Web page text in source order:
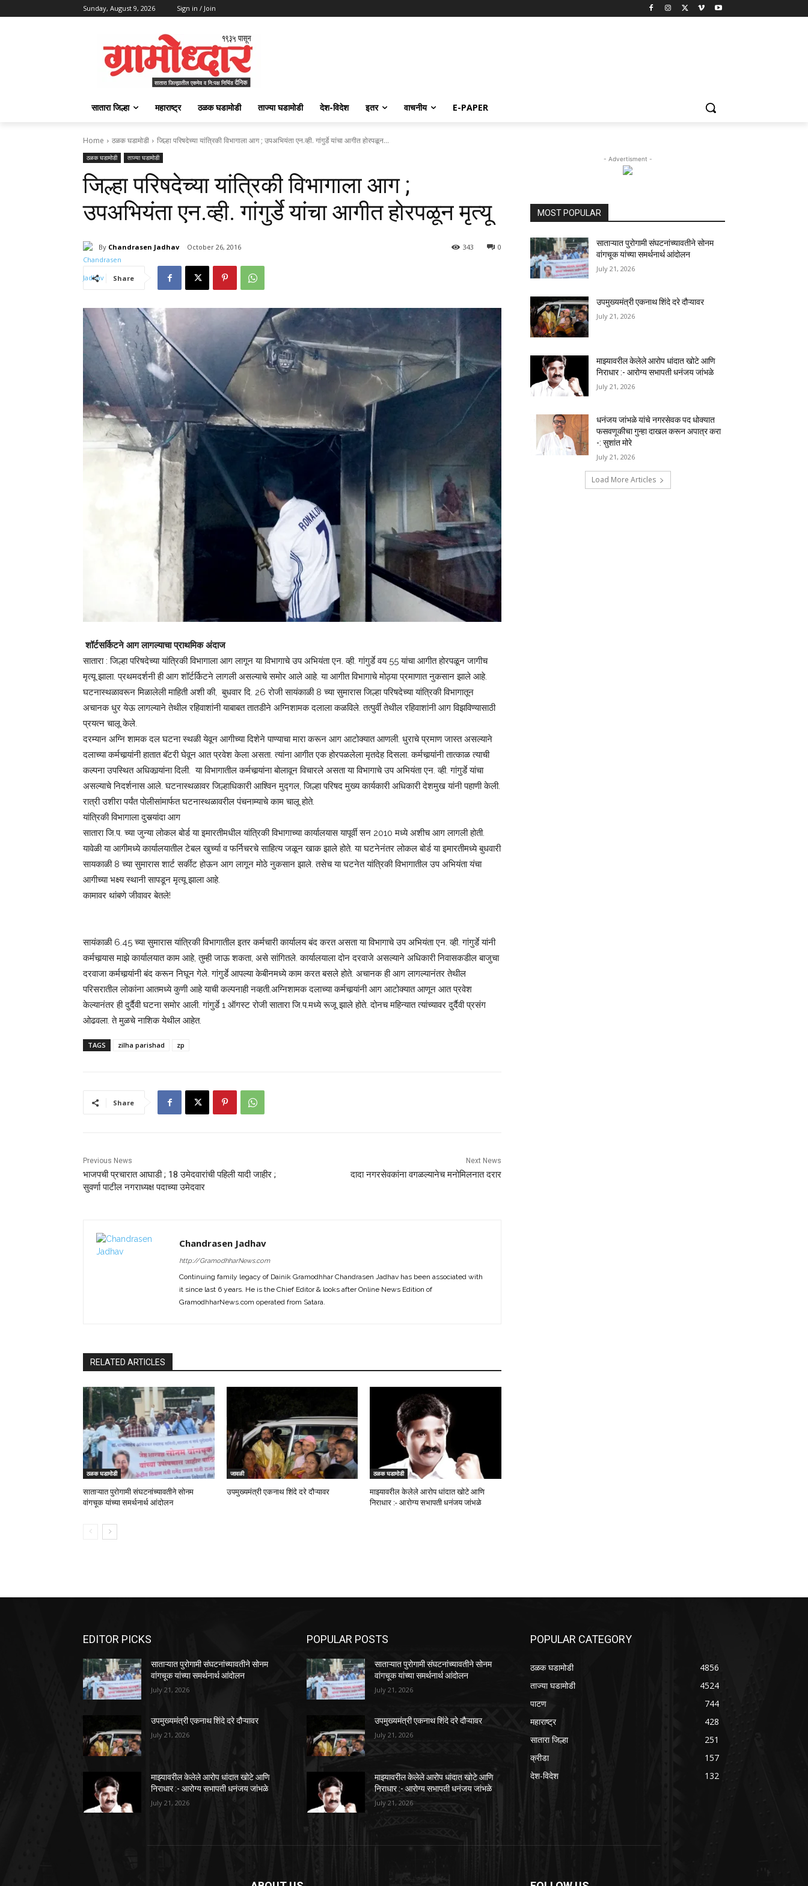
Sunday, August 9, 2026 Sign in / Join
सातारा जिल्हा महाराष्ट्र ठळक घडामोडी ताज्या घडामोडी देश-विदेश इतर वाचनीय E-PAPER
Home ठळक घडामोडी जिल्हा परिषदेच्या यांत्रिकी विभागाला आग ; उपअभियंता एन.व्ही. गांगुर्डे यांचा आगीत होरपळून...
ठळक घडामोडी ताज्या घडामोडी
जिल्हा परिषदेच्या यांत्रिकी विभागाला आग ;
उपअभियंता एन.व्ही. गांगुर्डे यांचा आगीत होरपळून मृत्यू
By Chandrasen Jadhav October 26, 2016 0
343
Share
शॉर्टसर्किटने आग लागल्याचा प्राथमिक अंदाज
सातारा : जिल्हा परिषदेच्या यांत्रिकी विभागाला आग लागून या विभागाचे उप अभियंता एन. व्ही. गांगुर्डे वय 55 यांचा आगीत होरपळून जागीच
मृत्यू झाला. प्रथमदर्शनी ही आग शॉर्टर्किटने लागली असल्याचे समोर आले आहे. या आगीत विभागाचे मोठ्या प्रमाणात नुकसान झाले आहे.
घटनास्थळावरून मिळालेली माहिती अशी की, बुधवार दि. 26 रोजी सायंकाळी 8 च्या सुमारास जिल्हा परिषदेच्या यांत्रिकी विभागातून
अचानक धुर येऊ लागल्याने तेथील रहिवाशांनी याबाबत तातडीने अग्निशामक दलाला कळविले. तत्पुर्वी तेथील रहिवाशांनी आग विझविण्यासाठी
प्रयत्न चालू केले.
दरम्यान अग्नि शामक दल घटना स्थळी येवून आगीच्या दिशेने पाण्याचा मारा करून आग आटोक्यात आणली. धुराचे प्रमाण जास्त असल्याने
दलाच्या कर्मचार्‍यांनी हातात बॅटरी घेवून आत प्रवेश केला असता. त्यांना आगीत एक होरपळलेला मृतदेह दिसला. कर्मचार्‍यांनी तात्काळ त्याची
कल्पना उपस्थित अधिकार्‍यांना दिली. या विभागातील कर्मचार्‍यांना बोलावून विचारले असता या विभागाचे उप अभियंता एन. व्ही. गांगुर्डे यांचा
असल्याचे निदर्शनास आले. घटनास्थळावर जिल्हाधिकारी आश्‍विन मुद्गल, जिल्हा परिषद मुख्य कार्यकारी अधिकारी देशमुख यांनी पहाणी केली.
रात्री उशीरा पर्यंत पोलीसांमार्फत घटनास्थळावरील पंचनाम्याचे काम चालू होते.
यांत्रिकी विभागाला दुसर्‍यांदा आग
सातारा जि.प. च्या जुन्या लोकल बोर्ड या इमारतीमधील यांत्रिकी विभागाच्या कार्यालयास यापूर्वी सन 2010 मध्ये अशीच आग लागली होती.
यावेळी या आगीमध्ये कार्यालयातील टेबल खुर्च्या व फर्निचरचे साहित्य जळून खाक झाले होते. या घटनेनंतर लोकल बोर्ड या इमारतीमध्ये बुधवारी
सायकाळी 8 च्या सुमारास शार्ट सर्कीट होऊन आग लागून मोठे नुकसान झाले. तसेच या घटनेत यांत्रिकी विभागातील उप अभियंता यंचा
आगीच्या भक्ष्य स्थानी सापडून मृत्यू झाला आहे.
कामावर थांबणे जीवावर बेतले!
सायंकाळी 6.45 च्या सुमारास यांत्रिकी विभागातील इतर कर्मचारी कार्यालय बंद करत असता या विभागाचे उप अभियंता एन. व्ही. गांगुर्डे यांनी
कर्मचार्‍यास माझे कार्यालयात काम आहे, तुम्ही जाऊ शकता, असे सांगितले. कार्यालयाला दोन दरवाजे असल्याने अधिकारी निवासकडील बाजुचा
दरवाजा कर्मचार्‍यांनी बंद करून निघून गेले. गांगुर्डे आपल्या केबीनमध्ये काम करत बसले होते. अचानक ही आग लागल्यानंतर तेथील
परिसरातील लोकांना आतमध्ये कुणी आहे याची कल्पनाही नव्हती.अग्निशामक दलाच्या कर्मचार्‍यांनी आग आटोक्यात आणून आत प्रवेश
केल्यानंतर ही दुर्दैवी घटना समोर आली. गांगुर्डे 1 ऑगस्ट रोजी सातारा जि.प.मध्ये रूजू झाले होते. दोनच महिन्यात त्यांच्यावर दुर्दैवी प्रसंग
ओढवला. ते मुळचे नाशिक येथील आहेत.
TAGS zilha parishad zp
Share
Previous News
भाजपची प्रचारात आघाडी ; 18 उमेदवारांची पहिली यादी जाहीर ;
सुवर्णा पाटील नगराध्यक्ष पदाच्या उमेदवार
Next News
दादा नगरसेवकांना वगळल्यानेच मनोमिलनात दरार
Chandrasen Jadhav
http://GramodhharNews.com
Continuing family legacy of Dainik Gramodhhar Chandrasen Jadhav has been associated with
it since last 6 years. He is the Chief Editor & looks after Online News Edition of
GramodhharNews.com operated from Satara.
RELATED ARTICLES
ठळक घडामोडी
साताऱ्यात पुरोगामी संघटनांच्यावतीने सोनम
वांगचूक यांच्या समर्थनार्थ आंदोलन
जावळी
उपमुख्यमंत्री एकनाथ शिंदे दरे दौऱ्यावर
ठळक घडामोडी
माझ्यावरील केलेले आरोप धांदात खोटे आणि
निराधार :- आरोग्य सभापती धनंजय जांभळे
- Advertisment -
MOST POPULAR
साताऱ्यात पुरोगामी संघटनांच्यावतीने सोनम
वांगचूक यांच्या समर्थनार्थ आंदोलन
July 21, 2026
उपमुख्यमंत्री एकनाथ शिंदे दरे दौऱ्यावर
July 21, 2026
माझ्यावरील केलेले आरोप धांदात खोटे आणि
निराधार :- आरोग्य सभापती धनंजय जांभळे
July 21, 2026
धनंजय जांभळे यांचे नगरसेवक पद धोक्यात
फसवणूकीचा गुन्हा दाखल करून अपात्र करा
-: सुशांत मोरे
July 21, 2026
Load More Articles
EDITOR PICKS
साताऱ्यात पुरोगामी संघटनांच्यावतीने सोनम
वांगचूक यांच्या समर्थनार्थ आंदोलन
July 21, 2026
उपमुख्यमंत्री एकनाथ शिंदे दरे दौऱ्यावर
July 21, 2026
माझ्यावरील केलेले आरोप धांदात खोटे आणि
निराधार :- आरोग्य सभापती धनंजय जांभळे
July 21, 2026
POPULAR POSTS
साताऱ्यात पुरोगामी संघटनांच्यावतीने सोनम
वांगचूक यांच्या समर्थनार्थ आंदोलन
July 21, 2026
उपमुख्यमंत्री एकनाथ शिंदे दरे दौऱ्यावर
July 21, 2026
माझ्यावरील केलेले आरोप धांदात खोटे आणि
निराधार :- आरोग्य सभापती धनंजय जांभळे
July 21, 2026
POPULAR CATEGORY
ठळक घडामोडी
4856
ताज्या घडामोडी
4524
पाटण
744
महाराष्ट्र
428
सातारा जिल्हा
251
क्रीडा
157
देश-विदेश
132